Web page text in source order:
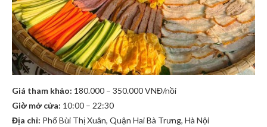
Giá tham khảo: 180.000 – 350.000 VNĐ/nồi
Giờ mở cửa: 10:00 – 22:30
Địa chỉ: Phố Bùi Thị Xuân, Quận Hai Bà Trưng, Hà Nội